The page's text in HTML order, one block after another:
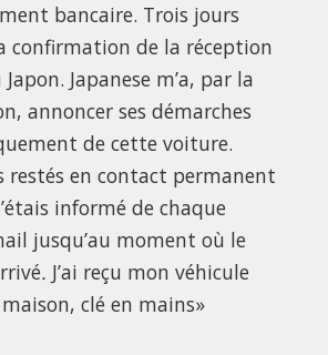
bancaire. Trois jours
confirmation de la réception
Japanese m’a, par la
annoncer ses démarches
de cette voiture.
restés en contact permanent
informé de chaque
jusqu’au moment où le
. J’ai reçu mon véhicule
clé en mains»